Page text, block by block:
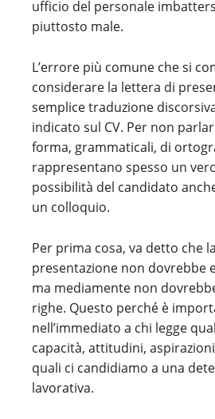
ufficio del personale
piuttosto male.
L’errore più comune che si
considerare la lettera di
semplice traduzione
indicato sul CV. Per non
forma, grammaticali, di
rappresentano spesso un
possibilità del candidato
un colloquio.
Per prima cosa, va detto che
presentazione non dovrebbe
ma mediamente non
righe. Questo perché è
nell’immediato a chi legge
capacità, attitudini,
quali ci candidiamo a una
lavorativa.